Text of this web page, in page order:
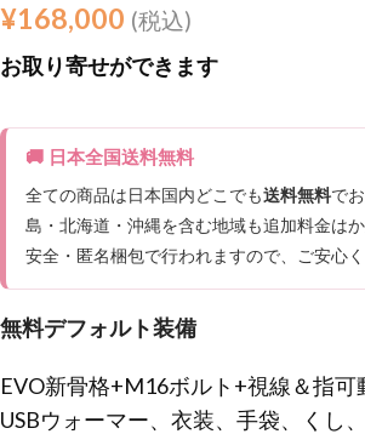
¥168,000 (税込)
お取り寄せができます
🚚 日本全国送料無料
全ての商品は日本国内どこでも送料無料で
島・北海道・沖縄を含む地域も追加料金は
安全・匿名梱包で行われますので、ご安心く
無料デフォルト装備
EVO新骨格+M16ボルト+視線＆指可
USBウォーマー、衣装、手袋、くし